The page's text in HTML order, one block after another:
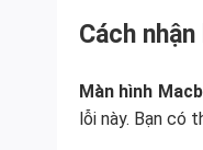
Cách
Màn hình
lỗi này. Bạn có